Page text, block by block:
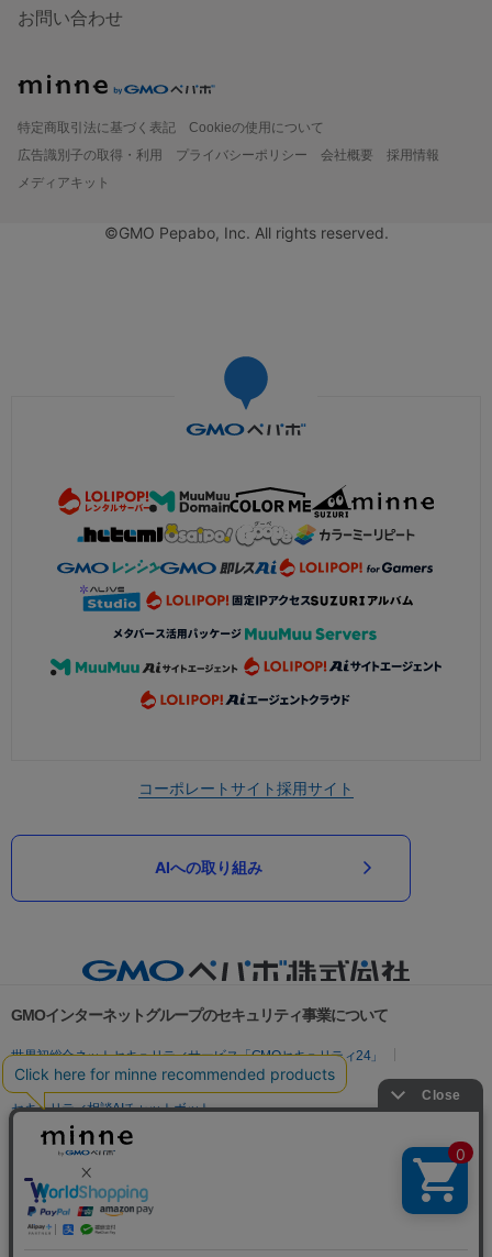
お問い合わせ
特定商取引法に基づく表記
Cookieの使用について
広告識別子の取得・利用
プライバシーポリシー 会社概要
採用情報
メディアキット
©GMO Pepabo, Inc. All rights reserved.
コーポレートサイト採用サイト
AIへの取り組み
GMOインターネットグループのセキュリティ事業について
世界初総合ネットセキュリティサービス「GMOセキュリティ24」
パスワード漏洩診断
Webサイトリスク診断
セキュリティ相談AIチャットボット
実在証明・盗聴対策
サイバー攻撃対策（GMO Flatt Security）
セキュリティ事業の軌跡